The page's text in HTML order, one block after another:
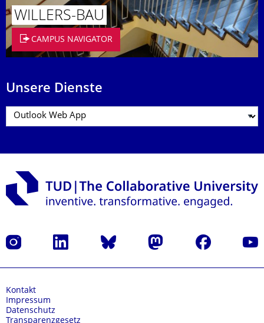
WILLERS-BAU
CAMPUS NAVIGATOR
Unsere Dienste
Instagram LinkedIn Bluesky Mastodon Facebook
Kontakt
Impressum
Datenschutz
Transparenzgesetz